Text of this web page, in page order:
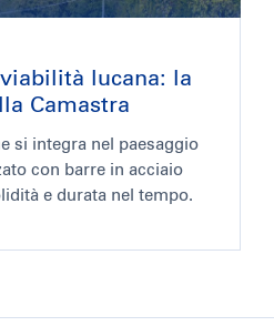
lucana: la
Camastra
si integra nel paesaggio
con barre in acciaio
e durata nel tempo.